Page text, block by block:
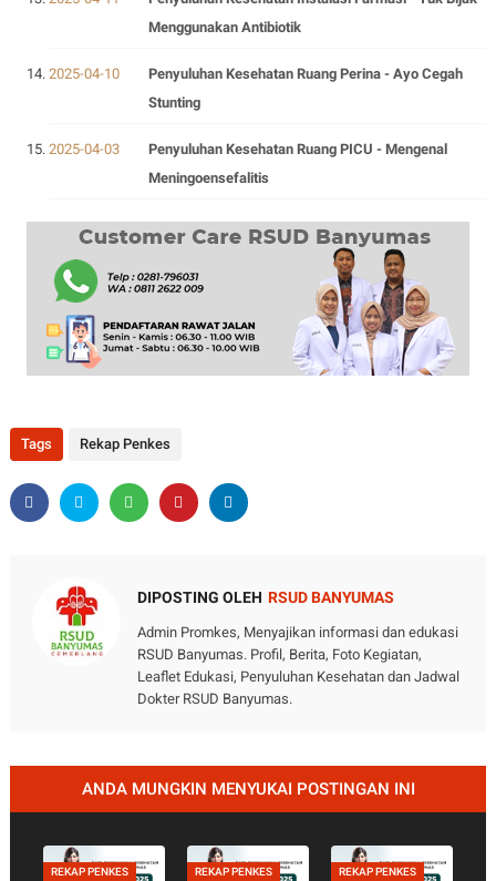
Menggunakan Antibiotik
2025-04-10
Penyuluhan Kesehatan Ruang Perina - Ayo Cegah
Stunting
2025-04-03
Penyuluhan Kesehatan Ruang PICU - Mengenal
Meningoensefalitis
Tags Rekap Penkes
DIPOSTING OLEH RSUD BANYUMAS
Admin Promkes, Menyajikan informasi dan edukasi
RSUD Banyumas. Profil, Berita, Foto Kegiatan,
Leaflet Edukasi, Penyuluhan Kesehatan dan Jadwal
Dokter RSUD Banyumas.
ANDA MUNGKIN MENYUKAI POSTINGAN INI
REKAP PENKES REKAP PENKES REKAP PENKES